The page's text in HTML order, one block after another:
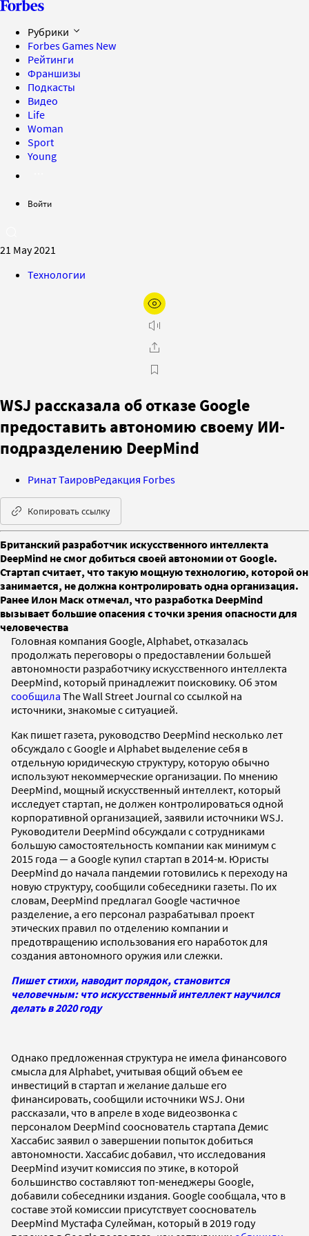
Рубрики
Forbes Games New
Рейтинги
Франшизы
Подкасты
Видео
Life
Woman
Sport
Young
Войти
21 May 2021
Технологии
WSJ рассказала об отказе Google
предоставить автономию своему ИИ-
подразделению DeepMind
Ринат ТаировРедакция Forbes
Копировать ссылку
Британский разработчик искусственного интеллекта
DeepMind не смог добиться своей автономии от Google.
Стартап считает, что такую мощную технологию, которой он
занимается, не должна контролировать одна организация.
Ранее Илон Маск отмечал, что разработка DeepMind
вызывает большие опасения с точки зрения опасности для
человечества
Головная компания Google, Alphabet, отказалась
продолжать переговоры о предоставлении большей
автономности разработчику искусственного интеллекта
DeepMind, который принадлежит поисковику. Об этом
сообщила The Wall Street Journal со ссылкой на
источники, знакомые с ситуацией.
Как пишет газета, руководство DeepMind несколько лет
обсуждало с Google и Alphabet выделение себя в
отдельную юридическую структуру, которую обычно
используют некоммерческие организации. По мнению
DeepMind, мощный искусственный интеллект, который
исследует стартап, не должен контролироваться одной
корпоративной организацией, заявили источники WSJ.
Руководители DeepMind обсуждали с сотрудниками
большую самостоятельность компании как минимум с
2015 года — а Google купил стартап в 2014-м. Юристы
DeepMind до начала пандемии готовились к переходу на
новую структуру, сообщили собеседники газеты. По их
словам, DeepMind предлагал Google частичное
разделение, а его персонал разрабатывал проект
этических правил по отделению компании и
предотвращению использования его наработок для
создания автономного оружия или слежки.
Пишет стихи, наводит порядок, становится
человечным: что искусственный интеллект научился
делать в 2020 году
Однако предложенная структура не имела финансового
смысла для Alphabet, учитывая общий объем ее
инвестиций в стартап и желание дальше его
финансировать, сообщили источники WSJ. Они
рассказали, что в апреле в ходе видеозвонка с
персоналом DeepMind сооснователь стартапа Демис
Хассабис заявил о завершении попыток добиться
автономности. Хассабис добавил, что исследования
DeepMind изучит комиссия по этике, в которой
большинство составляют топ-менеджеры Google,
добавили собеседники издания. Google сообщала, что в
составе этой комиссии присутствует сооснователь
DeepMind Мустафа Сулейман, который в 2019 году